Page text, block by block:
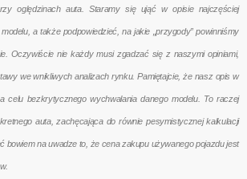
oględzinach auta. Staramy się ująć w opisie najczęściej
a także podpowiedzieć, na jakie „przygody” powinniśmy
Oczywiście nie każdy musi zgadzać się z naszymi opiniami,
we wnikliwych analizach rynku. Pamiętajcie, że nasz opis w
celu bezkrytycznego wychwalania danego modelu. To raczej
auta, zachęcająca do równie pesymistycznej kalkulacji
bowiem na uwadze to, że cena zakupu używanego pojazdu jest